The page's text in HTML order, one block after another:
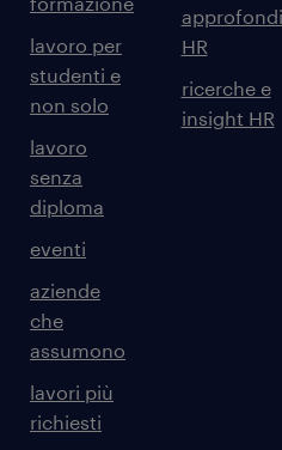
lavoro per
studenti e
non solo
lavoro
senza
diploma
eventi
aziende
che
assumono
lavori più
richiesti
HR
ricerche e
insight HR